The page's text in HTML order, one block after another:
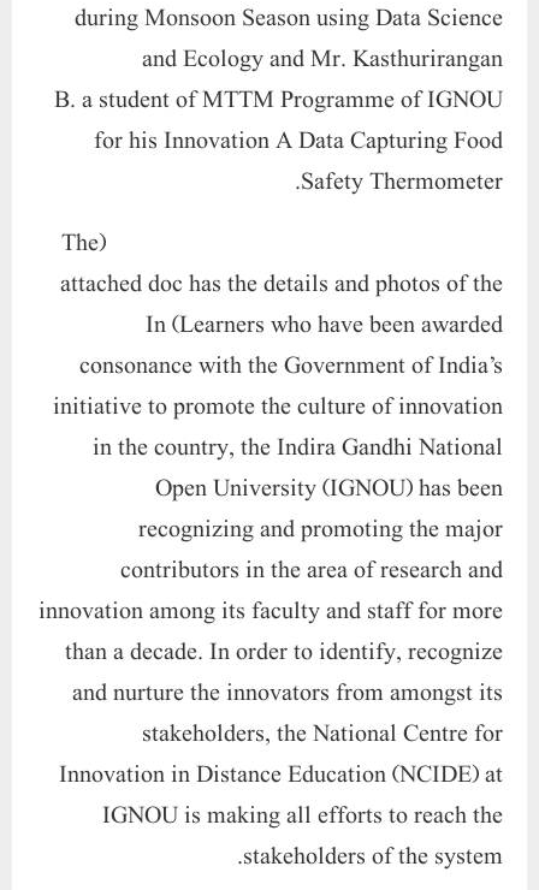
during Monsoon Season using Data Science
and EcologyandMr. Kasthurirangan
B. a student of MTTM Programme of IGNOU
for his Innovation AData Capturing Food
Safety Thermometer
.
(The
attached doc has the details and photos of the
Learners who have been awarded)
In
consonance with the Government of India’s
initiative to promote the culture of innovation
in the country, the Indira Gandhi National
Open University (IGNOU) has been
recognizing and promoting the major
contributors in the area of research and
innovation among its faculty and staff for more
than a decade. In order to identify, recognize
and nurture the innovators from amongst its
stakeholders, the National Centre for
Innovation in Distance Education (NCIDE) at
IGNOU is making all efforts to reach the
stakeholders of the system.